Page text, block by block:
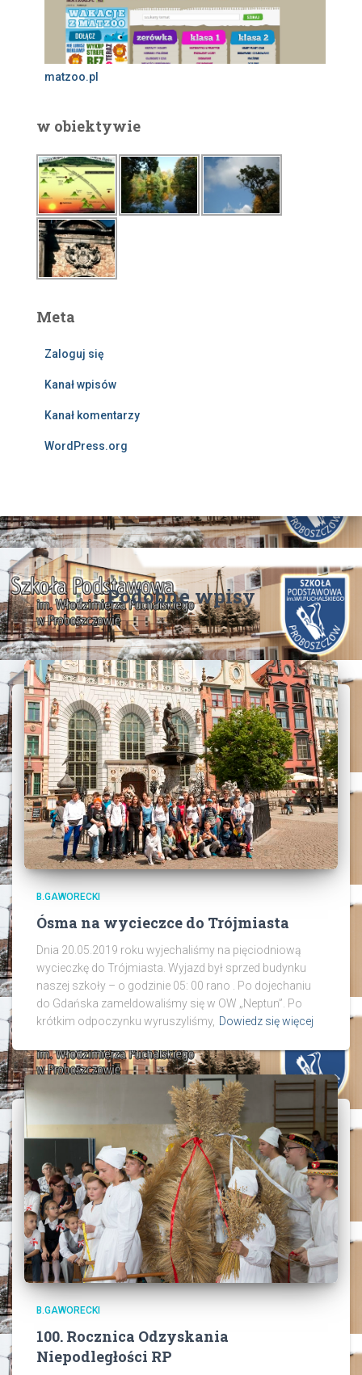
matzoo.pl
w obiektywie
Meta
Zaloguj się
Kanał wpisów
Kanał komentarzy
WordPress.org
Podobne wpisy
B.GAWORECKI
Ósma na wycieczce do Trójmiasta
Dnia 20.05.2019 roku wyjechaliśmy na pięciodniową
wycieczkę do Trójmiasta. Wyjazd był sprzed budynku
naszej szkoły – o godzinie 05: 00 rano . Po dojechaniu
do Gdańska zameldowaliśmy się w OW „Neptun”. Po
krótkim odpoczynku wyruszyliśmy, Dowiedz się więcej
B.GAWORECKI
100. Rocznica Odzyskania
Niepodległości RP